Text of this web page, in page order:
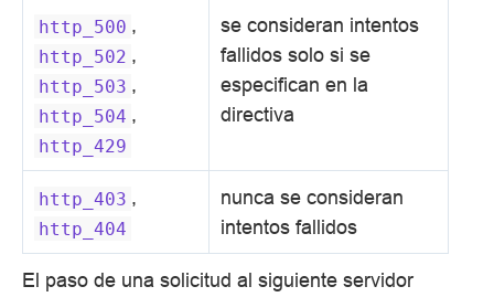
http_500 ,
http_502 ,
http_503 ,
http_504 ,
http_429
se consideran intentos
fallidos solo si se
especifican en la
directiva
http_403 ,
http_404
nunca se consideran
intentos fallidos
El paso de una solicitud al siguiente servidor